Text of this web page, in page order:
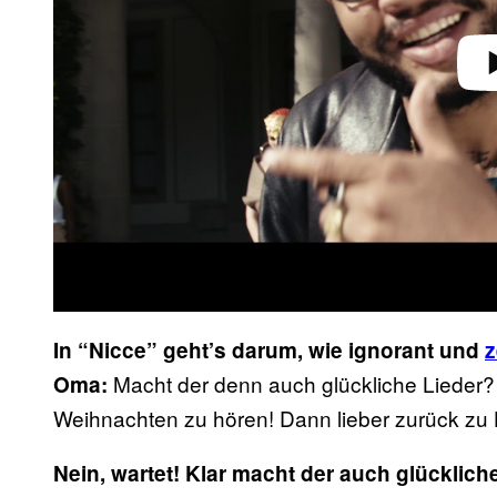
In “Nicce” geht’s darum, wie ignorant und
Oma: Macht der denn auch glückliche
Weihnachten zu hören! Dann lieber zurück zu
Nein, wartet! Klar macht der auch